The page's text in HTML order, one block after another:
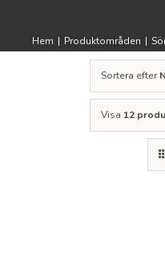
Hem | Produktområden |
Sortera efter
Visa 12